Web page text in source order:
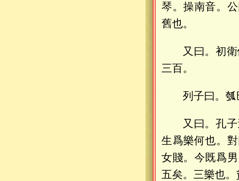
琴。操南音。
舊也。
又曰。初
三百。
列子曰。瓠
又曰。孔
生爲樂何也。
女賤。今既爲
五矣。三樂也。